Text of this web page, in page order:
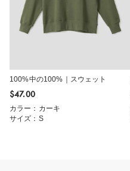
100%中の100%｜スウェット
$‌47.00
カラー：カーキ
サイズ：S